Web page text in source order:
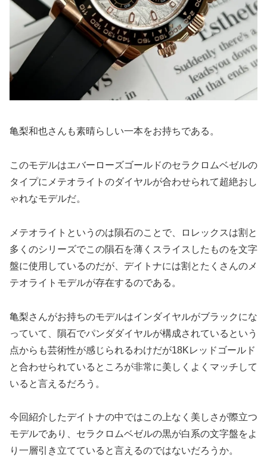
亀梨和也さんも素晴らしい一本をお持ちである。
このモデルはエバーローズゴールドのセラクロムベゼルの
タイプにメテオライトのダイヤルが合わせられて超絶おし
ゃれなモデルだ。
メテオライトというのは隕石のことで、ロレックスは割と
多くのシリーズでこの隕石を薄くスライスしたものを文字
盤に使用しているのだが、デイトナには割とたくさんのメ
テオライトモデルが存在するのである。
亀梨さんがお持ちのモデルはインダイヤルがブラックにな
っていて、隕石でパンダダイヤルが構成されているという
点からも芸術性が感じられるわけだが18Kレッドゴールド
と合わせられているところが非常に美しくよくマッチして
いると言えるだろう。
今回紹介したデイトナの中ではこの上なく美しさが際立つ
モデルであり、セラクロムベゼルの黒が白系の文字盤をよ
り一層引き立てていると言えるのではないだろうか。